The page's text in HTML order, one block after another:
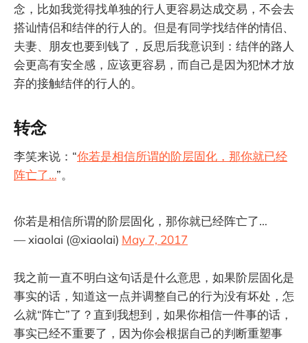
念，比如我觉得找单独的行人更容易达成交易，不会去
搭讪情侣和结伴的行人的。但是有同学找结伴的情侣、
夫妻、朋友也要到钱了，反思后我意识到：结伴的路人
会更高有安全感，应该更容易，而自己是因为犯怵才放
弃的接触结伴的行人的。
转念
李笑来说：“你若是相信所谓的阶层固化，那你就已经
阵亡了…”。
你若是相信所谓的阶层固化，那你就已经阵亡了…
— xiaolai (@xiaolai) May 7, 2017
我之前一直不明白这句话是什么意思，如果阶层固化是
事实的话，知道这一点并调整自己的行为没有坏处，怎
么就“阵亡”了？直到我想到，如果你相信一件事的话，
事实已经不重要了，因为你会根据自己的判断重塑事